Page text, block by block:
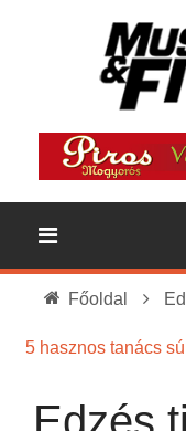
Főoldal
5 hasznos tanács
Edzés